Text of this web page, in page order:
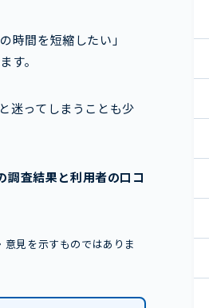
時間を短縮したい」
す。
迷ってしまうことも少
査結果と利用者の口コ
見を示すものではありま